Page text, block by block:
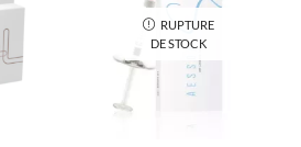
RUPTURE
DE STOCK